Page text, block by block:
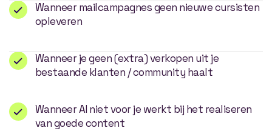
Wanneer mailcampagnes geen nieuwe cursisten
opleveren
Wanneer je geen (extra) verkopen uit je
bestaande klanten / community haalt
Wanneer AI niet voor je werkt bij het realiseren
van goede content